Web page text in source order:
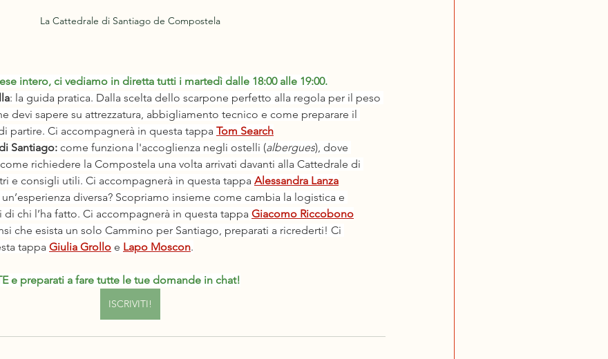
La Cattedrale di Santiago de Compostela
intero, ci vediamo in diretta tutti i martedì dalle 18:00 alle 19:00.
: la guida pratica. Dalla scelta dello scarpone perfetto alla regola per il peso
devi sapere su attrezzatura, abbigliamento tecnico e come preparare il
partire. Ci accompagnerà in questa tappa Tom Search
Santiago: come funziona l'accoglienza negli ostelli (albergues), dove
richiedere la Compostela una volta arrivati davanti alla Cattedrale di
e consigli utili. Ci accompagnerà in questa tappa Alessandra Lanza
un’esperienza diversa? Scopriamo insieme come cambia la logistica e
chi l’ha fatto. Ci accompagnerà in questa tappa Giacomo Riccobono
che esista un solo Cammino per Santiago, preparati a ricrederti! Ci
tappa Giulia Grollo e Lapo Moscon.
e preparati a fare tutte le tue domande in chat!
ISCRIVITI!